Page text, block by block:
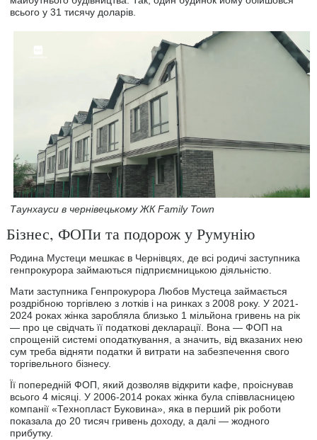
всього у 31 тисячу доларів.
Таунхауси в чернівецькому ЖК Family Town
Бізнес, ФОПи та подорож у Румунію
Родина Мустеци мешкає в Чернівцях, де всі родичі заступника
генпрокурора займаються підприємницькою діяльністю.
Мати заступника Генпрокурора Любов Мустеца займається
роздрібною торгівлею з лотків і на ринках з 2008 року. У 2021-
2024 роках жінка заробляла близько 1 мільйона гривень на рік
— про це свідчать її податкові декларації. Вона — ФОП на
спрощеній системі оподаткування, а значить, від вказаних нею
сум треба відняти податки й витрати на забезпечення свого
торгівельного бізнесу.
Її попередній ФОП, який дозволяв відкрити кафе, проіснував
всього 4 місяці. У 2006-2014 роках жінка була співвласницею
компанії «Технопласт Буковина», яка в перший рік роботи
показала до 20 тисяч гривень доходу, а далі — жодного
прибутку.